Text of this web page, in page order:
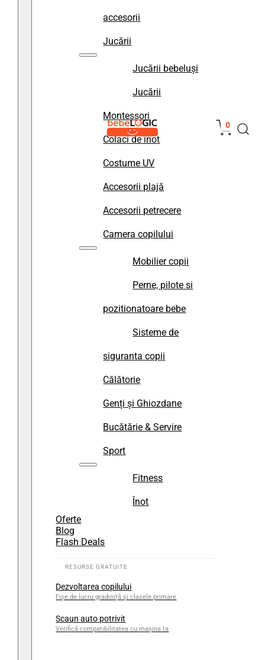
accesorii
Jucării
Jucării bebeluși
Jucării
Montessori
Colaci de înot
Costume UV
Accesorii plajă
Accesorii petrecere
Camera copilului
Mobilier copii
Perne, pilote si
pozitionatoare bebe
Sisteme de
siguranta copii
Călătorie
Genți și Ghiozdane
Bucătărie & Servire
Sport
Fitness
Înot
Oferte
Blog
Flash Deals
Dezvoltarea copilului
Fișe de lucru gradiniță și clasele primare
Scaun auto potrivit
Verifică compatibilitatea cu mașina ta
0